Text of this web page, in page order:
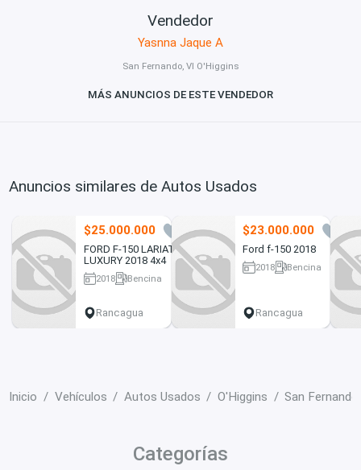
Vendedor
Yasnna Jaque A
San Fernando, VI O'Higgins
MÁS ANUNCIOS DE ESTE VENDEDOR
Anuncios similares de Autos Usados
$25.000.000
8
FORD F-150 LARIAT
LUXURY 2018 4x4
2018
Bencina
Rancagua
$23.000.000
1
Ford f-150 2018
2018
Bencina
Rancagua
Inicio Vehículos Autos Usados O'Higgins San Fernando
Categorías